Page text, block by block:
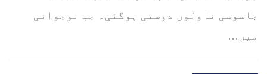
ﺟﺎﺳﻮﺳﯽ ﻧﺎﻭﻟﻮﮞ ﺩﻭﺳﺘﯽ ﮨﻮﮔﺌﯽ۔ ﺟﺐ ﻧﻮﺟﻮﺍﻧﯽ
ﻣﯿﮟ…